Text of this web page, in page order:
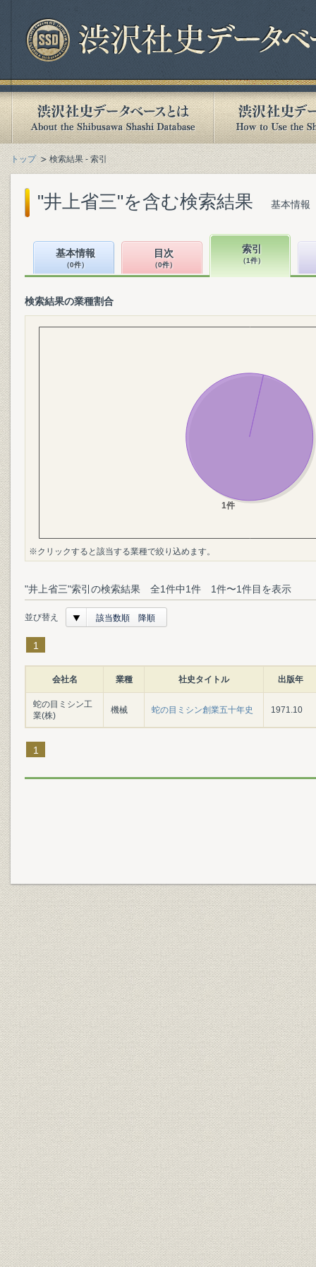
トップ 検索結果 - 索引
"井上省三"を含む検索結果 基本情報
基本情報
（0件）
目次
（0件）
索引
（1件）
検索結果の業種割合
※クリックすると該当する業種で絞り込めます。
"井上省三"索引の検索結果 全1件中1件 1件〜1件目を表示
並び替え 該当数順 降順
1
会社名 業種 社史タイトル 出版年
蛇の目ミシン工
業(株)
機械 蛇の目ミシン創業五十年史 1971.10
1